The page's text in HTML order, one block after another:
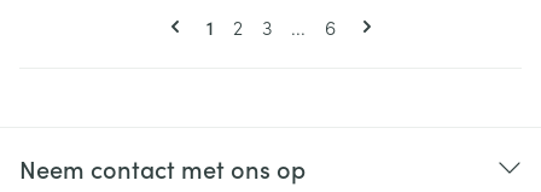
Pagina's
U lees momenteel pagina
1 Pagina
2 Pagina
3 ... Pagina
6
Neem contact met ons op